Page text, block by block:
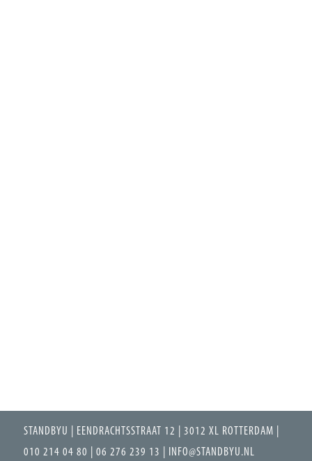
STANDBYU | EENDRACHTSSTRAAT 12 | 3012 XL ROTTERDAM |
010 214 04 80 | 06 276 239 13 | INFO@STANDBYU.NL